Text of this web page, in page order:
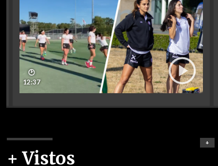
🕑
12:37
+ Vistos
+